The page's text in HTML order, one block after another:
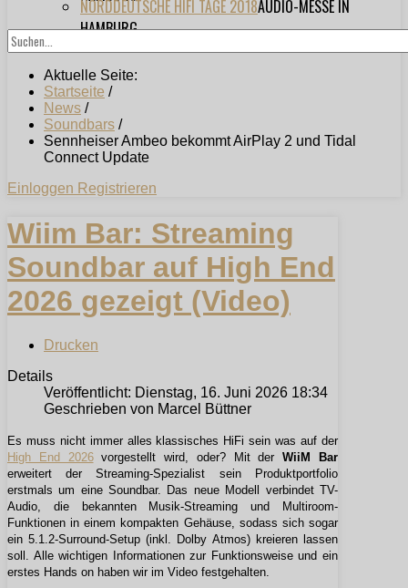
NORDDEUTSCHE HIFI TAGE 2018AUDIO-MESSE IN
HAMBURG
Aktuelle Seite:
Startseite /
News /
Soundbars /
Sennheiser Ambeo bekommt AirPlay 2 und Tidal
Connect Update
Einloggen Registrieren
Wiim Bar: Streaming
Soundbar auf High End
2026 gezeigt (Video)
Drucken
Details
Veröffentlicht: Dienstag, 16. Juni 2026 18:34
Geschrieben von Marcel Büttner
Es muss nicht immer alles klassisches HiFi sein was auf der
High End 2026vorgestellt wird, oder? Mit derWiiM Bar
erweitert der Streaming-Spezialist sein Produktportfolio
erstmals um eine Soundbar. Das neue Modell verbindet TV-
Audio, die bekannten Musik-Streaming und Multiroom-
Funktionen in einem kompakten Gehäuse, sodass sich sogar
ein 5.1.2-Surround-Setup (inkl. Dolby Atmos) kreieren lassen
soll. Alle wichtigen Informationen zur Funktionsweise und ein
erstes Hands on haben wir im Video festgehalten.